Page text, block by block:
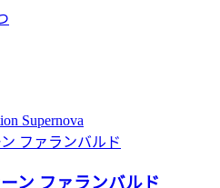
Supernova
ン ファランバルド